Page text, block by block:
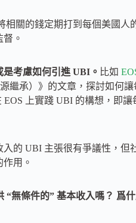
相關的錢定期打到每個美國
。
考慮如何引進 UBI。 比如
源繼承）》的文章，探討如
上實踐 UBI 的構想，即
的 UBI 主張很有爭議性，但
用。
無條件的” 基本收入嗎？ 爲什